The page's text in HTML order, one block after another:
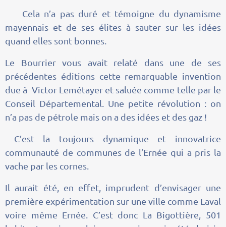
Cela n’a pas duré et témoigne du dynamisme
mayennais et de ses élites à sauter sur les idées
quand elles sont bonnes.
Le Bourrier vous avait relaté dans une de ses
précédentes éditions cette remarquable invention
due à Victor Lemétayer et saluée comme telle par le
Conseil Départemental. Une petite révolution : on
n’a pas de pétrole mais on a des idées et des gaz !
C’est la toujours dynamique et innovatrice
communauté de communes de l’Ernée qui a pris la
vache par les cornes.
Il aurait été, en effet, imprudent d’envisager une
première expérimentation sur une ville comme Laval
voire même Ernée. C’est donc La Bigottière, 501